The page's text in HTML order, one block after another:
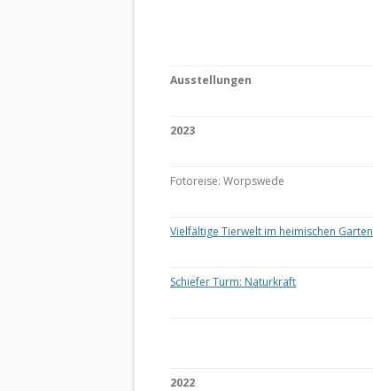
Ausstellungen
2023
Fotoreise: Worpswede
Vielfältige Tierwelt im heimischen Garten
Schiefer Turm: Naturkraft
2022